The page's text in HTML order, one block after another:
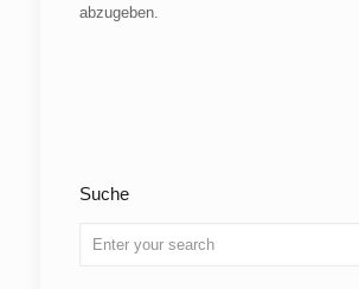
abzugeben.
Suche